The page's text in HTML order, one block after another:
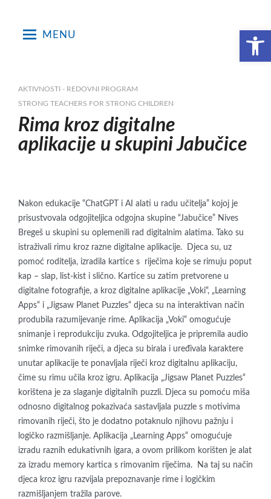
Open toolbar
MENU
AKTIVNOSTI - REDOVNI PROGRAM
STRONG TEACHERS FOR STRONG CHILDREN
Rima kroz digitalne
aplikacije u skupini Jabučice
Nakon edukacije “ChatGPT i AI alati u radu učitelja” kojoj je
prisustvovala odgojiteljica odgojna skupine “Jabučice” Nives
Bregeš u skupini su oplemenili rad digitalnim alatima. Tako su
istraživali rimu kroz razne digitalne aplikacije. Djeca su, uz
pomoć roditelja, izradila kartice s riječima koje se rimuju poput
kap – slap, list-kist i slično. Kartice su zatim pretvorene u
digitalne fotografije, a kroz digitalne aplikacije „Voki“, „Learning
Apps“ i „Jigsaw Planet Puzzles“ djeca su na interaktivan način
produbila razumijevanje rime. Aplikacija „Voki“ omogućuje
snimanje i reprodukciju zvuka. Odgojiteljica je pripremila audio
snimke rimovanih riječi, a djeca su birala i uređivala karaktere
unutar aplikacije te ponavljala riječi kroz digitalnu aplikaciju,
čime su rimu učila kroz igru. Aplikacija „Jigsaw Planet Puzzles“
korištena je za slaganje digitalnih puzzli. Djeca su pomoću miša
odnosno digitalnog pokazivaća sastavljala puzzle s motivima
rimovanih riječi, što je dodatno potaknulo njihovu pažnju i
logičko razmišljanje. Aplikacija „Learning Apps“ omogućuje
izradu raznih edukativnih igara, a ovom prilikom korišten je alat
za izradu memory kartica s rimovanim riječima. Na taj su način
djeca kroz igru razvijala prepoznavanje rime i logičkim
razmišljanjem tražila parove.